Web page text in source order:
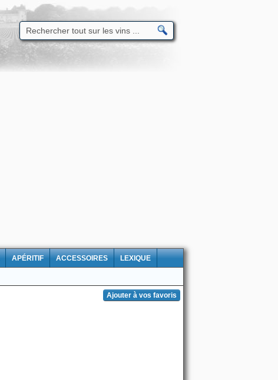
APÉRITIF ACCESSOIRES LEXIQUE